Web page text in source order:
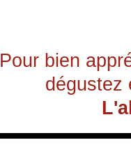
Pour bien
dégustez